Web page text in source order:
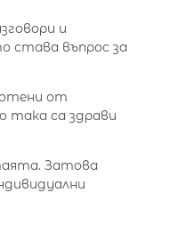
и
става въпрос за
от
така са здрави
Затова